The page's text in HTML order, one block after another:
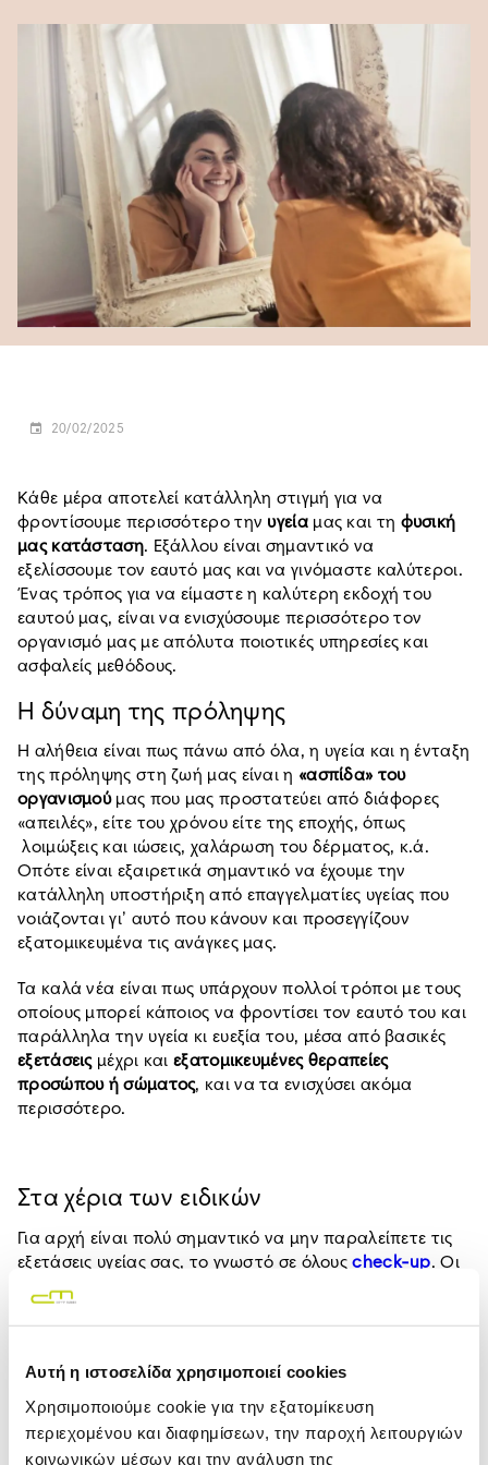
Αυτή η ιστοσελίδα χρησιμοποιεί cookies
Χρησιμοποιούμε cookie για την εξατομίκευση
περιεχομένου και διαφημίσεων, την παροχή λειτουργιών
κοινωνικών μέσων και την ανάλυση της
20/02/2025
Κάθε μέρα αποτελεί κατάλληλη στιγμή για να
φροντίσουμε περισσότερο την υγείαμας και τη φυσική
μας κατάσταση. Εξάλλου είναι σημαντικό να
εξελίσσουμε τον εαυτό μας και να γινόμαστε καλύτεροι.
Ένας τρόπος για να είμαστε η καλύτερη εκδοχή του
εαυτού μας, είναι να ενισχύσουμε περισσότερο τον
οργανισμό μας με απόλυτα ποιοτικές υπηρεσίες και
ασφαλείς μεθόδους.
Η δύναμη της πρόληψης
Η αλήθεια είναι πως πάνω από όλα, η υγεία και η ένταξη
της πρόληψης στη ζωή μας είναι η «ασπίδα» του
οργανισμούμας που μας προστατεύει από διάφορες
«απειλές», είτε του χρόνου είτε της εποχής, όπως
λοιμώξεις και ιώσεις, χαλάρωση του δέρματος, κ.ά.
Οπότε είναι εξαιρετικά σημαντικό να έχουμε την
κατάλληλη υποστήριξη από επαγγελματίες υγείας που
νοιάζονται γι’ αυτό που κάνουν και προσεγγίζουν
εξατομικευμένα τις ανάγκες μας.
Τα καλά νέα είναι πως υπάρχουν πολλοί τρόποι με τους
οποίους μπορεί κάποιος να φροντίσει τον εαυτό του και
παράλληλα την υγεία κι ευεξία του, μέσα από βασικές
εξετάσεις μέχρι και εξατομικευμένες θεραπείες
προσώπου ή σώματος, και να τα ενισχύσει ακόμα
περισσότερο.
Στα χέρια των ειδικών
Για αρχή είναι πολύ σημαντικό να μην παραλείπετε τις
εξετάσεις υγείας σας, το γνωστό σε όλουςcheck-up. Οι
συγκεκριμένες εξετάσεις είναι αυτές που εξετάζουν την
εξετάσεις για όσους ενδιαφέρονται να μάθουν
περισσότερα για την κατάσταση που βρίσκεται ο
οργανισμός τους.